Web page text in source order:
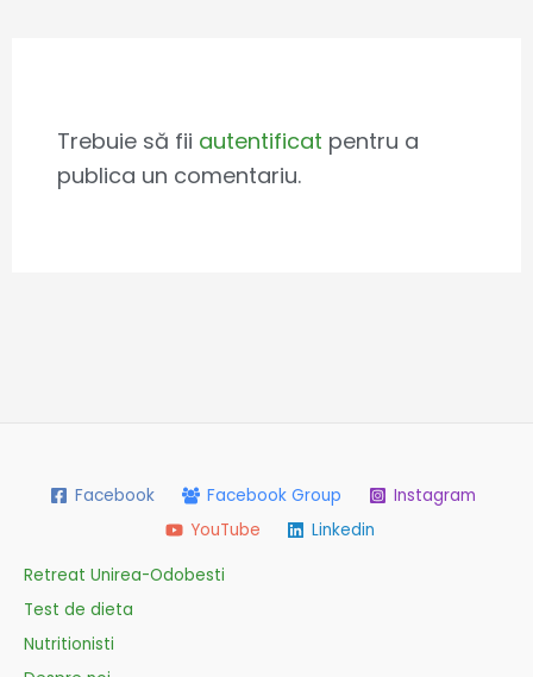
Trebuie să fii autentificat pentru a
publica un comentariu.
Facebook Facebook Group
Instagram
YouTube
Linkedin
Retreat Unirea-Odobesti
Test de dieta
Nutritionisti